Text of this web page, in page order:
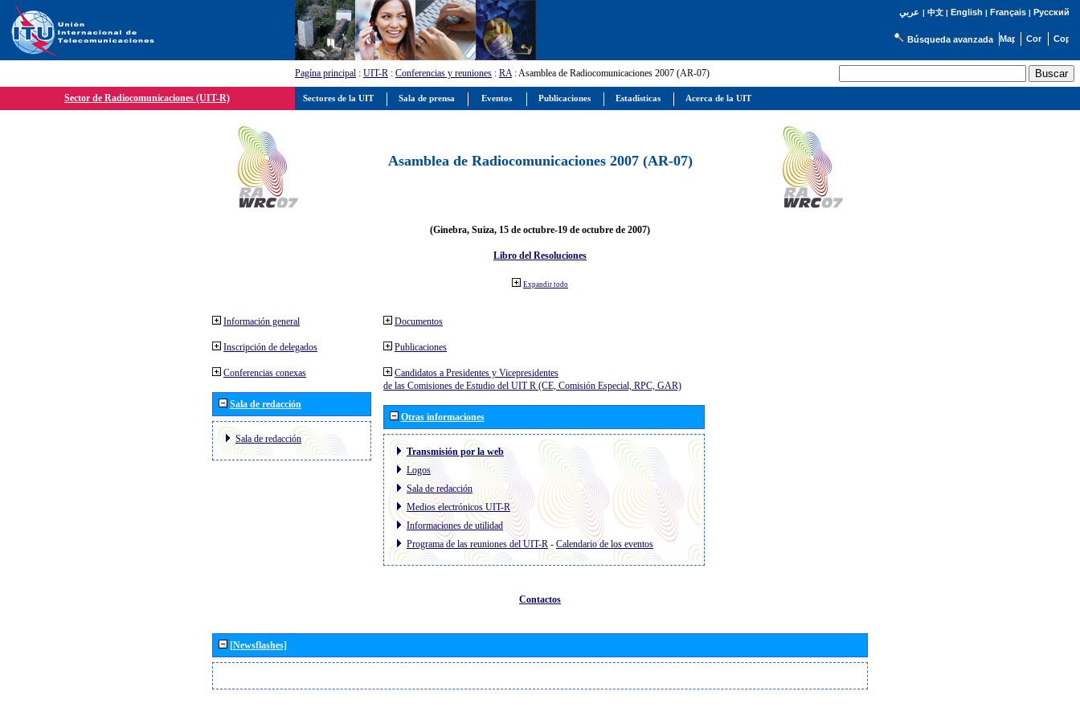
عربي | 中文| English | Français| Русский
Búsqueda avanzada
Pagína principal : UIT-R : Conferencias y reuniones : RA: Asamblea de Radiocomunicaciones 2007 (AR-07)
Sector de Radiocomunicaciones (UIT-R)
Asamblea de Radiocomunicaciones 2007 (AR-07)
(Ginebra, Suiza, 15 de octubre-19 de octubre de 2007)
Libro del Resoluciones
Expandir todo
Información general
Inscripción de delegados
Conferencias conexas
Sala de redacción
Sala de redacción
Documentos
Publicaciones
Candidatos a Presidentes y Vicepresidentes
de las Comisiones de Estudio del UIT R (CE, Comisión Especial, RPC, GAR)
Otras informaciones
Transmisión por la web
Logos
Sala de redacción
Medios electrónicos UIT-R
Informaciones de utilidad
Programa de las reuniones del UIT-R- Calendario de los eventos
Contactos
[Newsflashes]
Sectores de la UIT Sala de prensa Eventos Publicaciones Estadísticas Acerca de la UIT